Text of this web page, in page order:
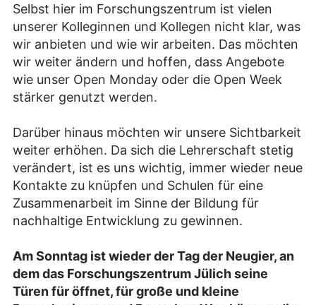
Selbst hier im Forschungszentrum ist vielen
unserer Kolleginnen und Kollegen nicht klar, was
wir anbieten und wie wir arbeiten. Das möchten
wir weiter ändern und hoffen, dass Angebote
wie unser Open Monday oder die Open Week
stärker genutzt werden.
Darüber hinaus möchten wir unsere Sichtbarkeit
weiter erhöhen. Da sich die Lehrerschaft stetig
verändert, ist es uns wichtig, immer wieder neue
Kontakte zu knüpfen und Schulen für eine
Zusammenarbeit im Sinne der Bildung für
nachhaltige Entwicklung zu gewinnen.
Am Sonntag ist wieder der Tag der Neugier, an
dem das Forschungszentrum Jülich seine
Türen für öffnet, für große und kleine